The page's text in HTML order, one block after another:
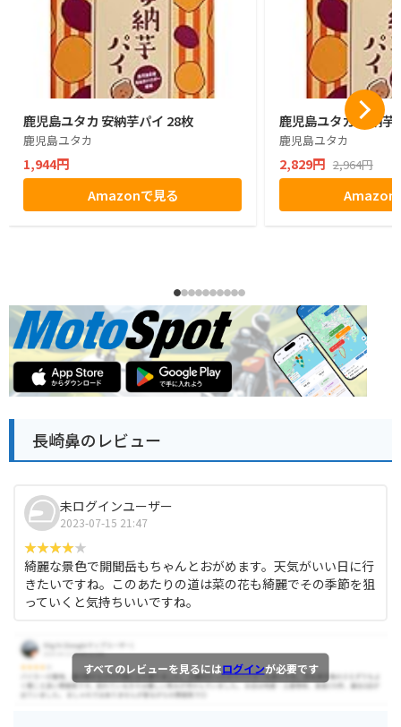
鹿児島ユタカ 安納芋パイ 28枚
鹿児島ユタカ
1,944円
Amazonで見る
鹿児島ユタカ 安納
鹿児島ユタカ
2,829円 2,964円
Amazon
長崎鼻のレビュー
未ログインユーザー
2023-07-15 21:47
綺麗な景色で開聞岳もちゃんとおがめます。天気がいい日に行
きたいですね。このあたりの道は菜の花も綺麗でその季節を狙
っていくと気持ちいいですね。
すべてのレビューを見るにはログインが必要です